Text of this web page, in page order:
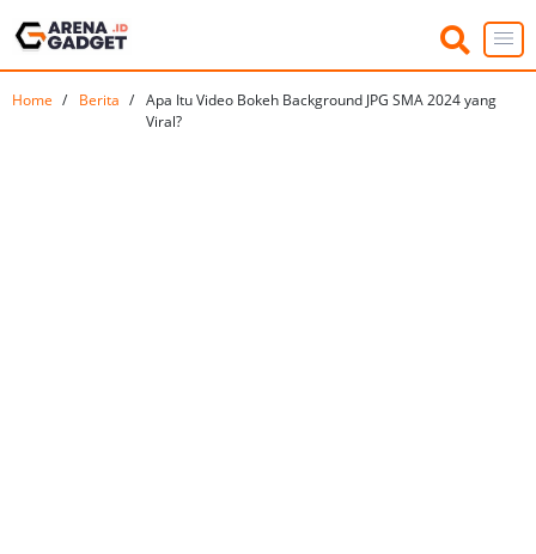
Home Berita
Apa Itu Video Bokeh Background JPG SMA 2024 yang
Viral?